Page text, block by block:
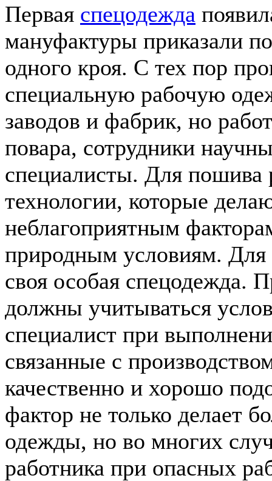
Первая спецодежда
мануфактуры приказали
одного кроя. С тех пор
специальную рабочую
заводов и фабрик, но
повара, сотрудники
специалисты. Для
технологии, которые
неблагоприятным
природным условиям. Для
своя особая спецодежда.
должны учитываться
специалист при
связанные с
качественно и хорошо
фактор не только делает
одежды, но во многих
работника при опасных